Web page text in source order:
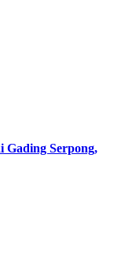
Gading Serpong,